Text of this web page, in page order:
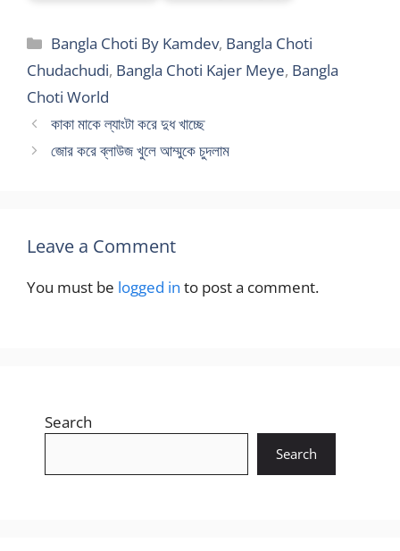
Categories
Bangla Choti By Kamdev, Bangla Choti
Chudachudi, Bangla Choti Kajer Meye, Bangla
Choti World
কাকা মাকে ল্যাংটা করে দুধ খাচ্ছে
জোর করে ব্লাউজ খুলে আম্মুকে চুদলাম
Leave a Comment
You must be logged in to post a comment.
Search
Search